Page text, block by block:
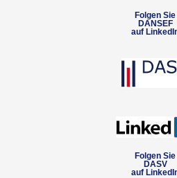
Folgen Sie
DANSEF
auf
Folgen Sie
DASV
auf